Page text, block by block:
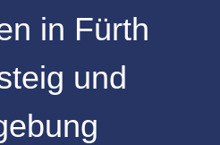
in Fürth
und